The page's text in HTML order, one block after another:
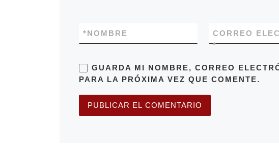
NOMBRE
*
CORREO
*
GUARDA MI NOMBRE, CORREO
PARA LA PRÓXIMA VEZ QUE COMENTE.